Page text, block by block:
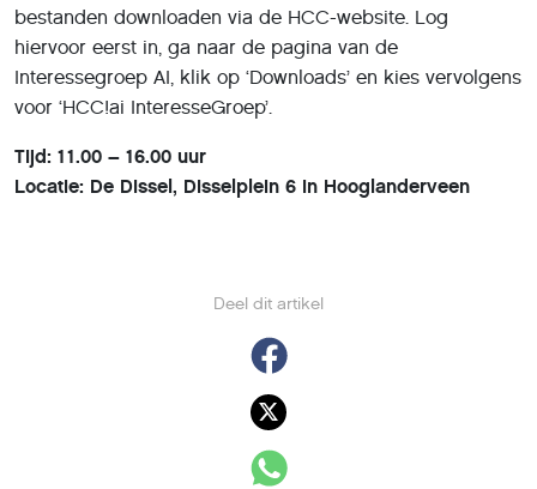
Deel dit artikel
bestanden downloaden via de HCC-website. Log
hiervoor eerst in, ga naar de pagina van de
Interessegroep AI, klik op ‘Downloads’ en kies vervolgens
voor ‘HCC!ai InteresseGroep’.
Tijd: 11.00 – 16.00 uur
Locatie: De Dissel, Disselplein 6 in Hooglanderveen